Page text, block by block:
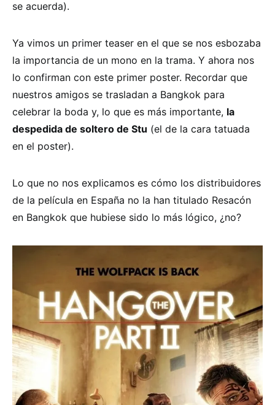
se acuerda).
Ya vimos un primer teaser en el que se nos esbozaba
la importancia de un mono en la trama. Y ahora nos
lo confirman con este primer poster. Recordar que
nuestros amigos se trasladan a Bangkok para
celebrar la boda y, lo que es más importante, la
despedida de soltero de Stu (el de la cara tatuada
en el poster).
Lo que no nos explicamos es cómo los distribuidores
de la película en España no la han titulado Resacón
en Bangkok que hubiese sido lo más lógico, ¿no?